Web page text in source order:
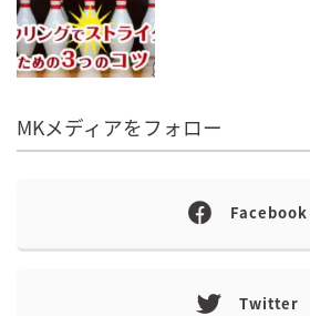
MKメディアをフォロー
Facebook
Twitter